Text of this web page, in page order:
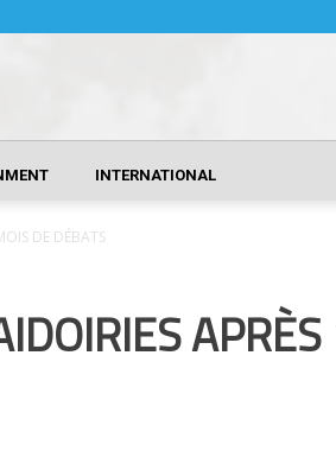
INTERNATIONAL
DE DÉBATS